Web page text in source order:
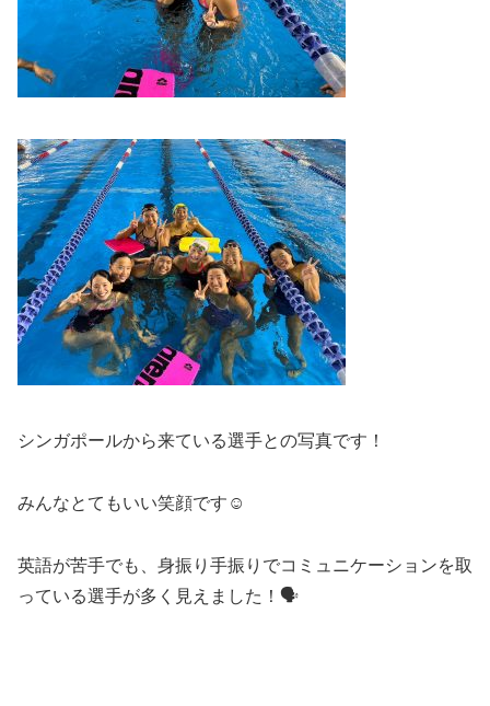
シンガポールから来ている選手との写真です！
みんなとてもいい笑顔です☺️
英語が苦手でも、身振り手振りでコミュニケーションを取
っている選手が多く見えました！🗣